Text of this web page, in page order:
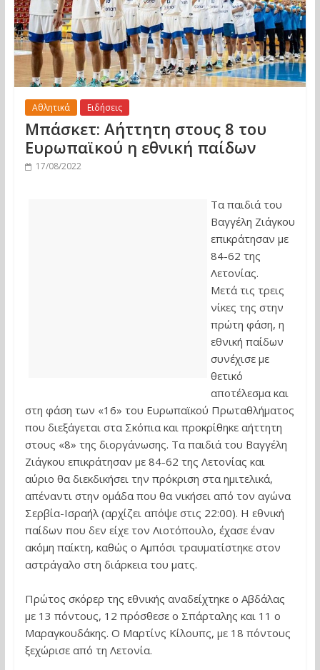
Αθλητικά Ειδήσεις
Μπάσκετ: Αήττητη στους 8 του
Ευρωπαϊκού η εθνική παίδων
17/08/2022
Τα παιδιά του
Βαγγέλη Ζιάγκου
επικράτησαν με
84-62 της
Λετονίας.
Μετά τις τρεις
νίκες της στην
πρώτη φάση, η
εθνική παίδων
συνέχισε με
θετικό
αποτέλεσμα και
στη φάση των «16» του Ευρωπαϊκού Πρωταθλήματος
που διεξάγεται στα Σκόπια και προκρίθηκε αήττητη
στους «8» της διοργάνωσης. Τα παιδιά του Βαγγέλη
Ζιάγκου επικράτησαν με 84-62 της Λετονίας και
αύριο θα διεκδικήσει την πρόκριση στα ημιτελικά,
απέναντι στην ομάδα που θα νικήσει από τον αγώνα
Σερβία-Ισραήλ (αρχίζει απόψε στις 22:00). Η εθνική
παίδων που δεν είχε τον Λιοτόπουλο, έχασε έναν
ακόμη παίκτη, καθώς ο Αμπόσι τραυματίστηκε στον
αστράγαλο στη διάρκεια του ματς.
Πρώτος σκόρερ της εθνικής αναδείχτηκε ο Αβδάλας
με 13 πόντους, 12 πρόσθεσε ο Σπάρταλης και 11 ο
Μαραγκουδάκης. Ο Μαρτίνς Κίλουπς, με 18 πόντους
ξεχώρισε από τη Λετονία.